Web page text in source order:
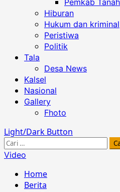
Pemkab
Hiburan
Hukum dan kriminal
Peristiwa
Politik
Tala
Desa News
Kalsel
Nasional
Gallery
Fhoto
Light/Dark Button
Cari
untuk:
Video
Home
Berita